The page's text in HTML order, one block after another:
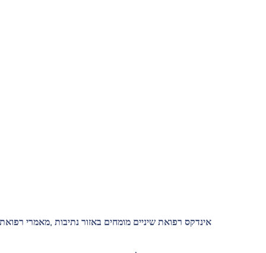
אינדקס רפואת שיניים מומחים באזור נתיבות ,מאמרי